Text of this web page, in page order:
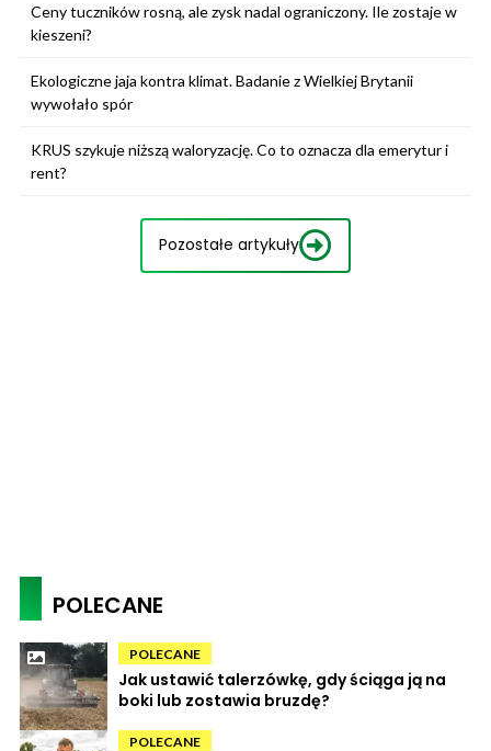
Ceny tuczników rosną, ale zysk nadal ograniczony. Ile zostaje w
kieszeni?
Ekologiczne jaja kontra klimat. Badanie z Wielkiej Brytanii
wywołało spór
KRUS szykuje niższą waloryzację. Co to oznacza dla emerytur i
rent?
Pozostałe artykuły
POLECANE
POLECANE
Jak ustawić talerzówkę, gdy ściąga ją na
boki lub zostawia bruzdę?
POLECANE